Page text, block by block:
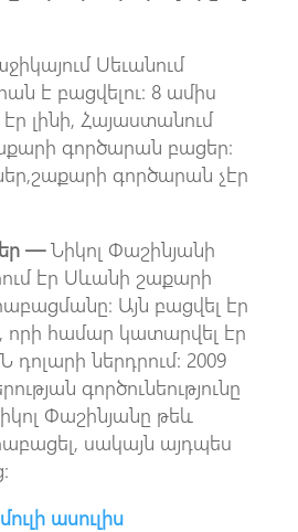
Սեւանում
է բացվելու։ 8 ամիս
լինի, Հայաստանում
գործարան բացեր։
գործարան չէր
—Նիկոլ Փաշինյանի
էր Սևանի շաքարի
Այն բացվել էր
որի համար կատարվել էր
դոլարի ներդրում: 2009
գործունեությունը
Փաշինյանը թեև
սակայն այդպես
ասուլիս